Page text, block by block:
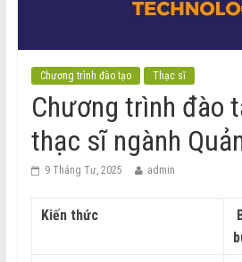
Chương trình đào tạo Thạc sĩ
Chương trình đào
thạc sĩ ngành
9 Tháng Tư, 2025 admin
Kiến thức